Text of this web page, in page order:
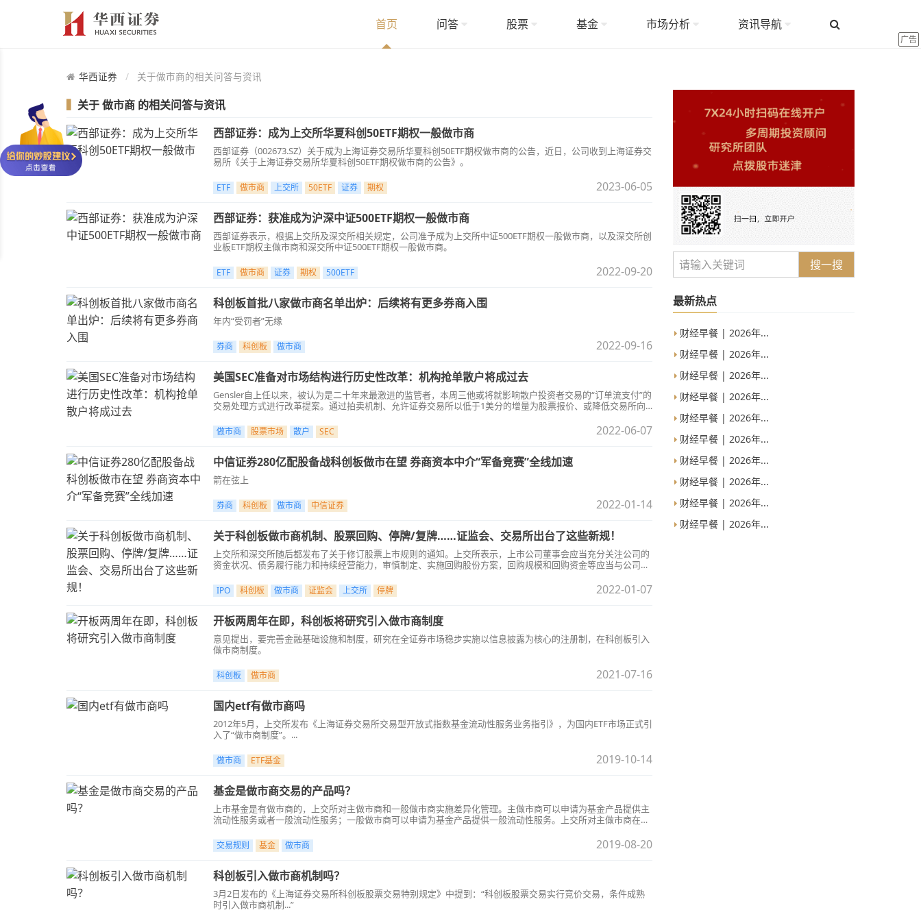
首页 问答 股票 基金 市场分析 资讯导航
广告
华西证券 关于做市商的相关问答与资讯
关于做市商 的相关问答与资讯
西部证券：成为上交所华夏科创50ETF期权一般做市商
西部证券（002673.SZ）关于成为上海证券交易所华夏科创50ETF期权做市商的公告，近日，公司收到上海证券交
易所《关于上海证券交易所华夏科创50ETF期权做市商的公告》。
ETF 做市商 上交所 50ETF 证券 期权 2023-06-05
西部证券：获准成为沪深中证500ETF期权一般做市商
西部证券表示，根据上交所及深交所相关规定，公司准予成为上交所中证500ETF期权一般做市商，以及深交所创
业板ETF期权主做市商和深交所中证500ETF期权一般做市商。
ETF 做市商 证券 期权 500ETF 2022-09-20
科创板首批八家做市商名单出炉：后续将有更多券商入围
年内“受罚者”无缘
券商 科创板 做市商 2022-09-16
美国SEC准备对市场结构进行历史性改革：机构抢单散户将成过去
Gensler自上任以来，被认为是二十年来最激进的监管者，本周三他或将就影响散户投资者交易的“订单流支付”的
交易处理方式进行改革提案。通过拍卖机制、允许证券交易所以低于1美分的增量为股票报价、或降低交易所向
做市商 股票市场 散户 SEC 2022-06-07
中信证券280亿配股备战科创板做市在望 券商资本中介“军备竞赛”全线加速
箭在弦上
券商 科创板 做市商 中信证券 2022-01-14
关于科创板做市商机制、股票回购、停牌/复牌……证监会、交易所出台了这些新规！
上交所和深交所随后都发布了关于修订股票上市规则的通知。上交所表示，上市公司董事会应当充分关注公司的
资金状况、债务履行能力和持续经营能力，审慎制定、实施回购股份方案，回购规模和回购资金等应当与公司的
IPO 科创板 做市商 证监会 上交所 停牌 2022-01-07
开板两周年在即，科创板将研究引入做市商制度
意见提出，要完善金融基础设施和制度，研究在全证券市场稳步实施以信息披露为核心的注册制，在科创板引入
做市商制度。
科创板 做市商 2021-07-16
国内etf有做市商吗
2012年5月，上交所发布《上海证券交易所交易型开放式指数基金流动性服务业务指引》，为国内ETF市场正式引
入了“做市商制度”。...
做市商 ETF基金 2019-10-14
基金是做市商交易的产品吗？
上市基金是有做市商的，上交所对主做市商和一般做市商实施差异化管理。主做市商可以申请为基金产品提供主
流动性服务或者一般流动性服务；一般做市商可以申请为基金产品提供一般流动性服务。上交所对主做市商在资
交易规则 基金 做市商 2019-08-20
科创板引入做市商机制吗？
3月2日发布的《上海证券交易所科创板股票交易特别规定》中提到：“科创板股票交易实行竞价交易，条件成熟
时引入做市商机制...”
搜一搜
最新热点
财经早餐 | 2026年...
财经早餐 | 2026年...
财经早餐 | 2026年...
财经早餐 | 2026年...
财经早餐 | 2026年...
财经早餐 | 2026年...
财经早餐 | 2026年...
财经早餐 | 2026年...
财经早餐 | 2026年...
财经早餐 | 2026年...